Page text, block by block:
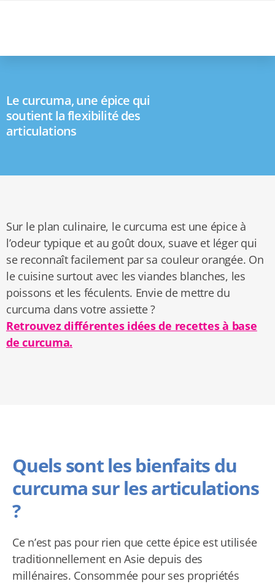
Le curcuma, une épice qui
soutient la flexibilité des
articulations
Sur le plan culinaire, le curcuma est une épice à
l’odeur typique et au goût doux, suave et léger qui
se reconnaît facilement par sa couleur orangée. On
le cuisine surtout avec les viandes blanches, les
poissons et les féculents. Envie de mettre du
curcuma dans votre assiette ?
Retrouvez différentes idées de recettes à base
de curcuma.
Quels sont les bienfaits du
curcuma sur les articulations
?
Ce n’est pas pour rien que cette épice est utilisée
traditionnellement en Asie depuis des
millénaires. Consommée pour ses propriétés